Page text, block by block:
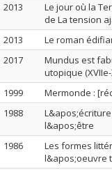
2013
Le jour où la
de La tension
2013
Le roman
2017
Mundus est
utopique
1999
Mermonde :
1988
l&apos;être
1986
Les formes
l&apos;oeuvre